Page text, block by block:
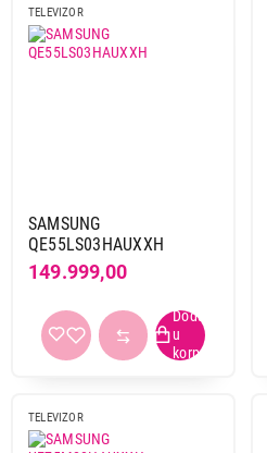
TELEVIZOR
SAMSUNG
QE55LS03HAUXXH
149.999,00
TELEVIZOR